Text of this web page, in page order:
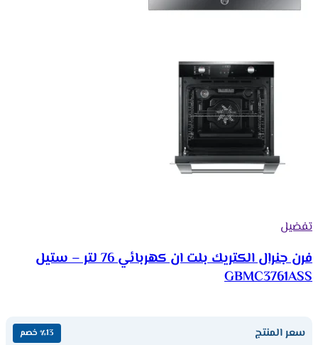
تفضيل
فرن جنرال الكتريك بلت ان كهربائي 76 لتر – ستيل
GBMC3761ASS
سعر المنتج ٪13 خصم